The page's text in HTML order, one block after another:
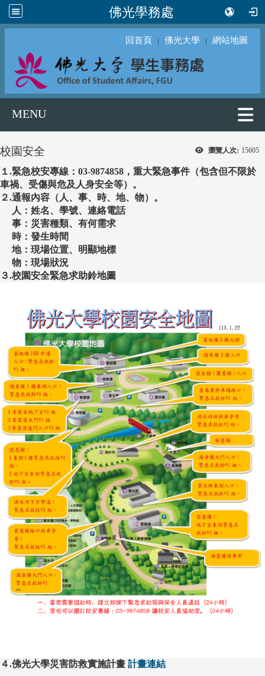
佛光學務處
回首頁 ｜ 佛光大學 ｜ 網站地圖
MENU
瀏覽人次: 15605
校園安全
１.緊急校安專線：03-9874858，重大緊急事件（包含但不限於
車禍、受傷與危及人身安全等）。
２.通報內容（人、事、時、地、物）。
人：姓名、學號、連絡電話
事：災害種類、有何需求
時：發生時間
地：現場位置、明顯地標
物：現場狀況
３.校園安全緊急求助鈴地圖
４.佛光大學災害防救實施計畫 計畫連結